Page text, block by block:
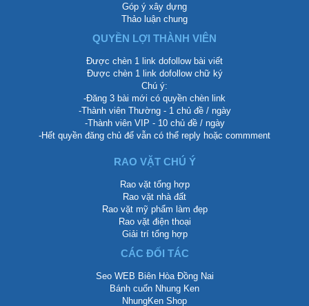
Góp ý xây dựng
Thảo luận chung
QUYỀN LỢI THÀNH VIÊN
Được chèn 1 link dofollow bài viết
Được chèn 1 link dofollow chữ ký
Chú ý:
-Đăng 3 bài mới có quyền chèn link
-Thành viên Thường - 1 chủ đề / ngày
-Thành viên VIP - 10 chủ đề / ngày
-Hết quyền đăng chủ để vẫn có thể reply hoặc commment
RAO VẶT CHÚ Ý
Rao vặt tổng hợp
Rao vặt nhà đất
Rao vặt mỹ phẩm làm đẹp
Rao vặt điện thoại
Giải trí tổng hợp
CÁC ĐỐI TÁC
Seo WEB Biên Hòa Đồng Nai
Bánh cuốn Nhung Ken
NhungKen Shop